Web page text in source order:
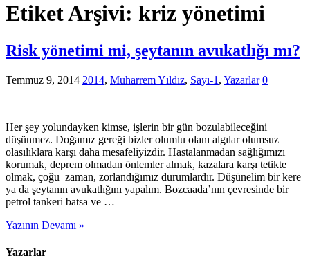
Etiket Arşivi: kriz yönetimi
Risk yönetimi mi, şeytanın avukatlığı mı?
Temmuz 9, 2014 2014, Muharrem Yıldız, Sayı-1 , Yazarlar 0
Her şey yolundayken kimse, işlerin bir gün bozulabileceğini
düşünmez. Doğamız gereği bizler olumlu olanı algılar olumsuz
olasılıklara karşı daha mesafeliyizdir. Hastalanmadan sağlığımızı
korumak, deprem olmadan önlemler almak, kazalara karşı tetikte
olmak, çoğu zaman, zorlandığımız durumlardır. Düşünelim bir kere
ya da şeytanın avukatlığını yapalım. Bozcaada’nın çevresinde bir
petrol tankeri batsa ve …
Yazının Devamı »
Yazarlar